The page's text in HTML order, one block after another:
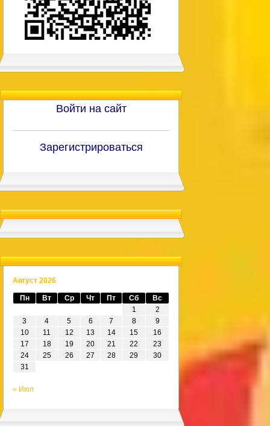
Войти на сайт
Зарегистрироваться
Август 2026
Пн Вт Ср Чт Пт Сб
Вс
1
2
3
4 5 6 7 8
9
10
11 12 13 14 15
16
17
18 19 20 21 22
23
24
25 26 27 28 29
30
31
« Июл